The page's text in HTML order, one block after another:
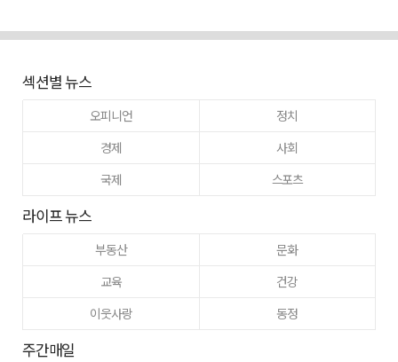
섹션별 뉴스
오피니언
정치
경제
사회
국제
스포츠
라이프 뉴스
부동산
문화
교육
건강
이웃사랑
동정
주간매일